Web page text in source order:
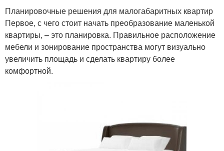
Планировочные решения для малогабаритных квартир
Первое, с чего стоит начать преобразование маленькой
квартиры, – это планировка. Правильное расположение
мебели и зонирование пространства могут визуально
увеличить площадь и сделать квартиру более
комфортной.